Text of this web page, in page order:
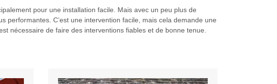
pour une installation facile. Mais avec un peu plus de
C’est une intervention facile, mais cela demande une
nécessaire de faire des interventions fiables et de bonne tenue.